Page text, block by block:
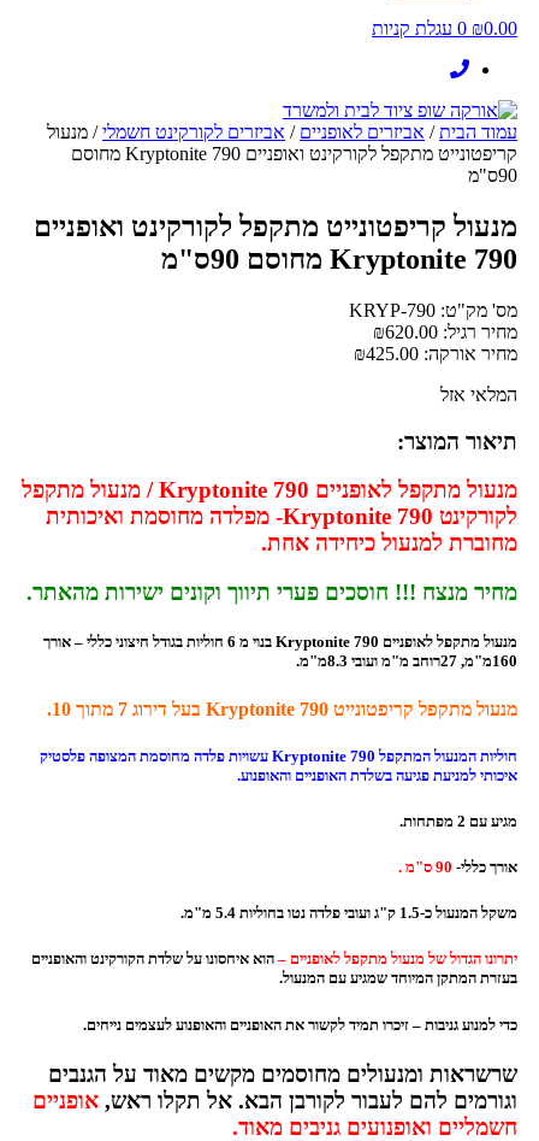
₪0.00
0 עגלת קניות
עמוד הבית/ אביזרים לאופניים / אביזרים לקורקינט חשמלי/ מנעול
קריפטונייט מתקפל לקורקינט ואופניים Kryptonite 790 מחוסם
90ס"מ
מנעול קריפטונייט מתקפל לקורקינט ואופניים
Kryptonite 790 מחוסם 90ס"מ
מס' מק"ט: KRYP-790
מחיר רגיל:
₪620.00
מחיר אורקה:
₪425.00
המלאי אזל
תיאור המוצר:
מנעול מתקפל לאופניים Kryptonite 790 / מנעול מתקפל
לקורקינט Kryptonite 790- מפלדה מחוסמת ואיכותית
מחוברת למנעול כיחידה אחת.
מחיר מנצח !!! חוסכים פערי תיווך וקונים ישירות מהאתר.
מנעול מתקפל לאופניים Kryptonite 790 בנוי מ 6 חוליות בגודל חיצוני כללי – אורך
160מ"מ, 27רוחב מ"מ ועובי 8.3מ"מ.
מנעול מתקפל קריפטונייט Kryptonite 790 בעל דירוג 7 מתוך 10.
חוליות המנעול המתקפל Kryptonite 790 עשויות פלדה מחוסמת המצופה פלסטיק
איכותי למניעת פגיעה בשלדת האופניים והאופנוע.
מגיע עם 2 מפתחות.
אורך כללי- 90 ס"מ .
משקל המנעול כ-1.5 ק"ג ועובי פלדה נטו בחוליות 5.4 מ"מ.
יתרונו הגדול של מנעול מתקפל לאופניים – הוא איחסונו על שלדת הקורקינט והאופניים
בעזרת המתקן המיוחד שמגיע עם המנעול.
כדי למנוע גניבות – זיכרו תמיד לקשור את האופניים והאופנוע לעצמים נייחים.
שרשראות ומנעולים מחוסמים מקשים מאוד על הגנבים
וגורמים להם לעבור לקורבן הבא. אל תקלו ראש, אופניים
חשמליים ואופנועים גניבים מאוד.